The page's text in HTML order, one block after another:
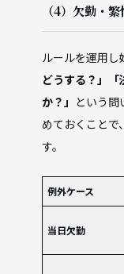
（4）欠勤・
ルールを運用し
どうする？」
か？」 という問
めておくことで
す。
例外ケース
当日欠勤